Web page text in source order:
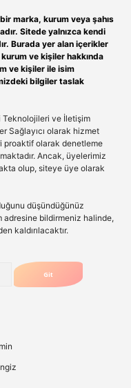
marka, kurum veya şahıs
Sitede yalnızca kendi
Burada yer alan içerikler
ve kişiler hakkında
ve kişiler ile isim
bilgiler taslak
Teknolojileri ve İletişim
Sağlayıcı olarak hizmet
proaktif olarak denetleme
Ancak, üyelerimiz
olup, siteye üye olarak
düşündüğünüz
adresine bildirmeniz halinde,
kaldırılacaktır.